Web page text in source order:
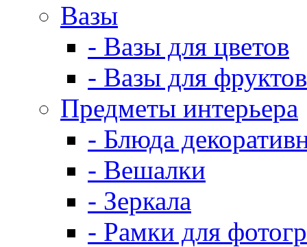
Вазы
- Вазы для цветов
- Вазы для фруктов
Предметы интерьера
- Блюда
- Вешалки
- Зеркала
- Рамки для